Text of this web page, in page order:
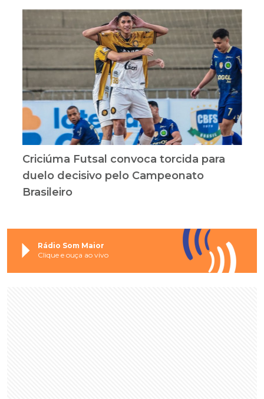
Criciúma Futsal convoca torcida para
duelo decisivo pelo Campeonato
Brasileiro
Rádio Som Maior
Clique e ouça ao vivo